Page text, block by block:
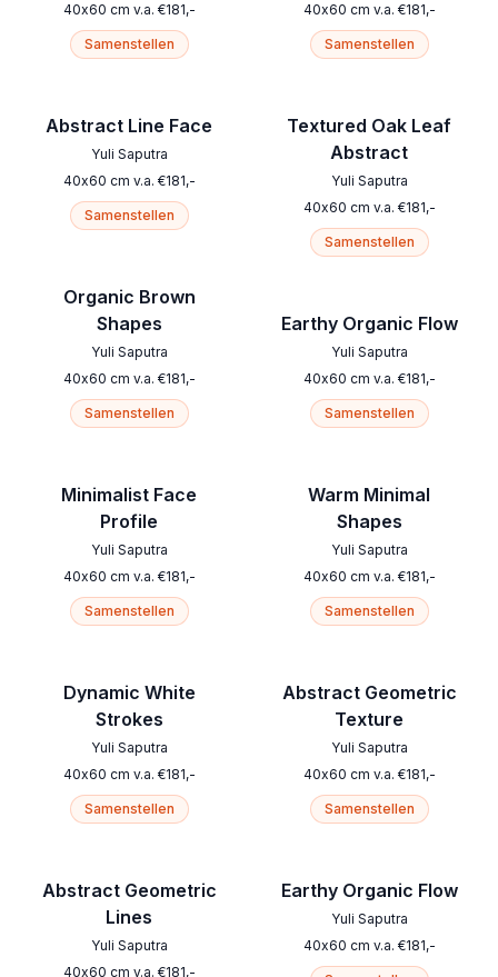
40x60 cm v.a. €181,-
Samenstellen
Abstract Line Face
Yuli Saputra
40x60 cm v.a. €181,-
Samenstellen
Organic Brown
Shapes
Yuli Saputra
40x60 cm v.a. €181,-
Samenstellen
Minimalist Face
Profile
Yuli Saputra
40x60 cm v.a. €181,-
Samenstellen
Dynamic White
Strokes
Yuli Saputra
40x60 cm v.a. €181,-
Samenstellen
Abstract Geometric
Lines
Yuli Saputra
40x60 cm v.a. €181,-
40x60 cm v.a. €181,-
Samenstellen
Textured Oak Leaf
Abstract
Yuli Saputra
40x60 cm v.a. €181,-
Samenstellen
Earthy Organic Flow
Yuli Saputra
40x60 cm v.a. €181,-
Samenstellen
Warm Minimal
Shapes
Yuli Saputra
40x60 cm v.a. €181,-
Samenstellen
Abstract Geometric
Texture
Yuli Saputra
40x60 cm v.a. €181,-
Samenstellen
Earthy Organic Flow
Yuli Saputra
40x60 cm v.a. €181,-